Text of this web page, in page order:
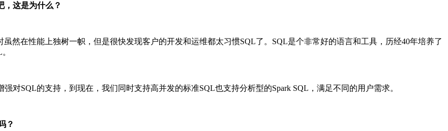
，这是为什么？
然在性能上独树一帜，但是很快发现客户的开发和运维都太习惯SQL了。SQL是个非常好的语言和工具，历经40年培养了
对SQL的支持，到现在，我们同时支持高并发的标准SQL也支持分析型的Spark SQL，满足不同的用户需求。
？